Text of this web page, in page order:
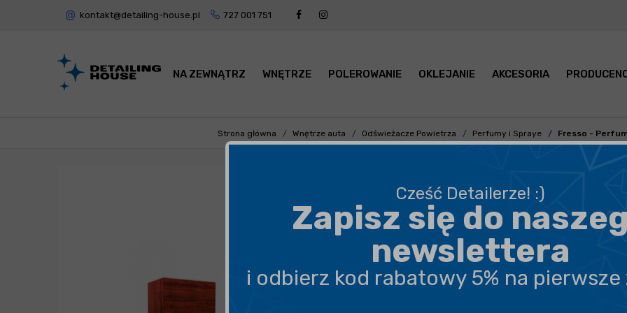
kontakt@detailing-house.pl 727 001 751
NA ZEWNĄTRZ WNĘTRZE POLEROWANIE OKLEJANIE AKCESORIA
Strona główna Wnętrze auta Odświeżacze Powietrza Perfumy i Spraye Fresso -
BEZPIECZNA WYSYŁKA
DARMOWA DOSTAWA OD 199,90 ZŁ
PROFESJONALNE DORADZTWO
Cześć Detailerze! :)
Zapisz się do
newslettera
i odbierz kod rabatowy 5% na pierwsze